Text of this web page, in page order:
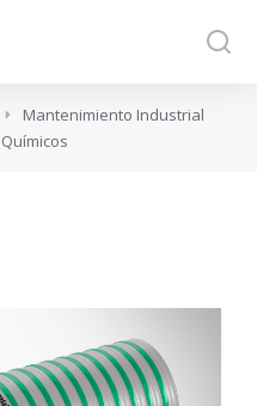
Mantenimiento Industrial